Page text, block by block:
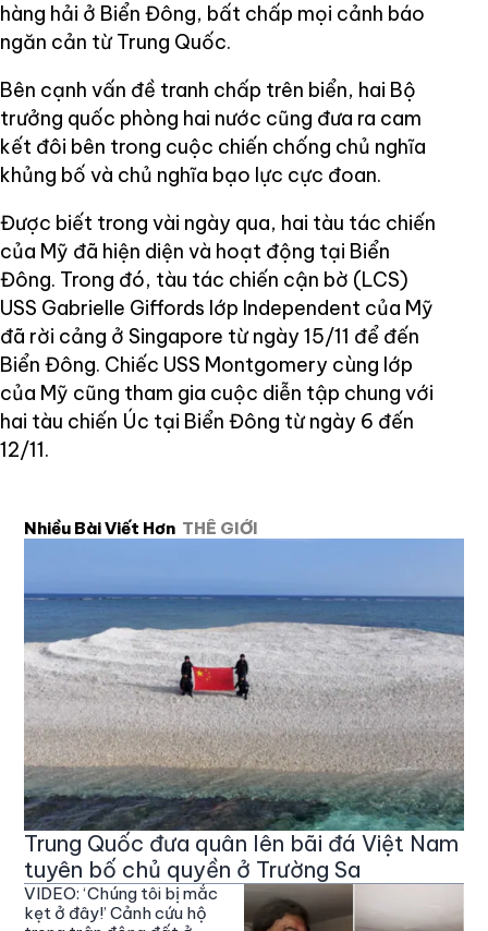
hàng hải ở Biển Đông, bất chấp mọi cảnh báo
ngăn cản từ Trung Quốc.
Bên cạnh vấn đề tranh chấp trên biển, hai Bộ
trưởng quốc phòng hai nước cũng đưa ra cam
kết đôi bên trong cuộc chiến chống chủ nghĩa
khủng bố và chủ nghĩa bạo lực cực đoan.
Được biết trong vài ngày qua, hai tàu tác chiến
của Mỹ đã hiện diện và hoạt động tại Biển
Đông. Trong đó, tàu tác chiến cận bờ (LCS)
USS Gabrielle Giffords lớp Independent của Mỹ
đã rời cảng ở Singapore từ ngày 15/11 để đến
Biển Đông. Chiếc USS Montgomery cùng lớp
của Mỹ cũng tham gia cuộc diễn tập chung với
hai tàu chiến Úc tại Biển Đông từ ngày 6 đến
12/11.
Nhiều Bài Viết Hơn THẾ GIỚI
Trung Quốc đưa quân lên bãi đá Việt Nam
tuyên bố chủ quyền ở Trường Sa
VIDEO: ‘Chúng tôi bị mắc
kẹt ở đây!’ Cảnh cứu hộ